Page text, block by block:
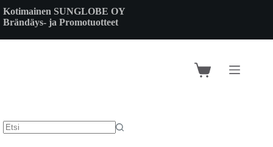
to
content
Kotimainen SUNGLOBE OY
Brändäys- ja Promotuotteet
Shopping